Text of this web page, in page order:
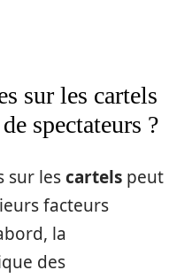
sur les cartels
spectateurs ?
sur lescartels peut
facteurs
la
des